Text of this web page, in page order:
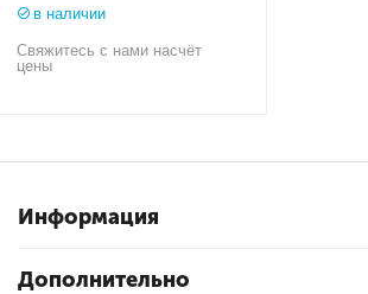
в наличии
Свяжитесь с нами насчёт
цены
Информация
Дополнительно